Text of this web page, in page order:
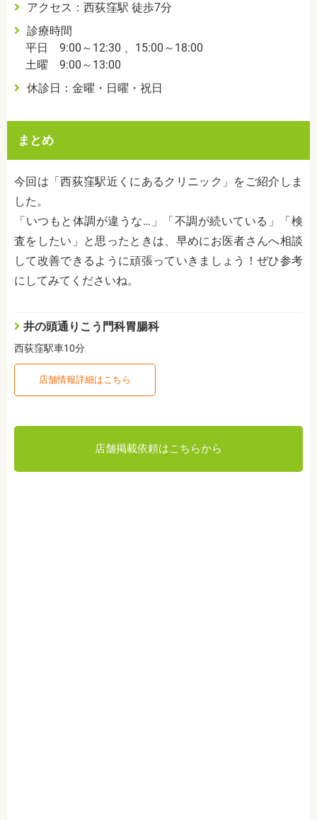
アクセス：西荻窪駅 徒歩7分
診療時間
平日 9:00～12:30 、15:00～18:00
土曜 9:00～13:00
休診日：金曜・日曜・祝日
まとめ
今回は「西荻窪駅近くにあるクリニック」をご紹介しま
した。
「いつもと体調が違うな…」「不調が続いている」「検
査をしたい」と思ったときは、早めにお医者さんへ相談
して改善できるように頑張っていきましょう！ぜひ参考
にしてみてくださいね。
井の頭通りこう門科胃腸科
西荻窪駅車10分
店舗情報詳細はこちら
店舗掲載依頼はこちらから